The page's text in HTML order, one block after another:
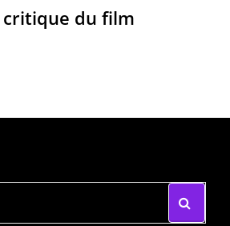
critique du film